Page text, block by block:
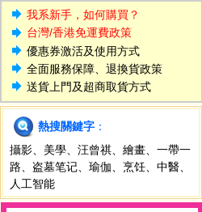
我系新手，如何購買？
台灣/香港免運費政策
優惠券激活及使用方式
全面服務保障、退換貨政策
送貨上門及超商取貨方式
熱搜關鍵字 ：
攝影
美學 汪曾祺 繪畫
一帶一
路
盗墓笔记 瑜伽 烹饪 中醫
人工智能